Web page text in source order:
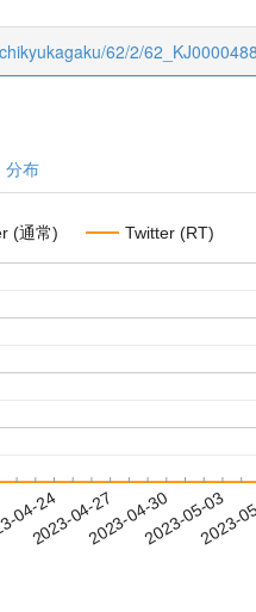
62/2/
分布
(通常) Twitter (RT)
04-24
2023-04-272023-04-302023-05-03
2023-